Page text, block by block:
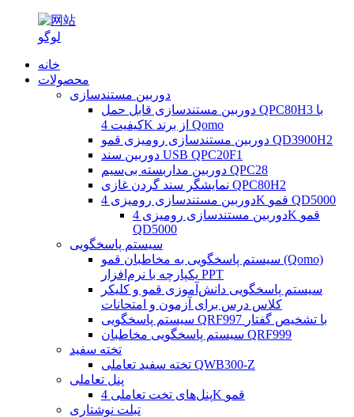
خانه
محصولات
دوربین مستندسازی
دوربین مستندسازی قابل حمل QPC80H3 با
کیفیت 4K از برند Qomo
دوربین مستندسازی رومیزی قمو QD3900H2
دوربین سند USB QPC20F1
دوربین مداربسته بی‌سیم QPC28
نمایشگر سند گردن غازی QPC80H2
دوربین مستندسازی رومیزی 4K قمو QD5000
دوربین مستندسازی رومیزی 4K قمو
QD5000
سیستم پاسخگویی
سیستم پاسخگویی به مخاطبان قمو (Qomo)
یکپارچه با نرم‌افزار PPT
سیستم پاسخگویی دانش‌آموزی قمو و کلیکر
کلاس درس برای آزمون و امتحانات
سیستم پاسخگویی QRF997 با تشخیص گفتار
سیستم پاسخگویی مخاطبان QRF999
تخته سفید
تخته سفید تعاملی QWB300-Z
پنل تعاملی
پنل‌های تخت تعاملی 4K قمو
تبلت نوشتاری